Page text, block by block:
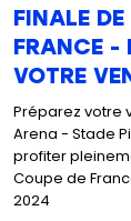
FINALE
FRANCE -
VOTRE
Préparez votre
Arena - Stade
profiter
Coupe de
2024